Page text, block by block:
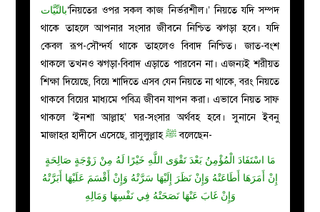
بالنِّيَّات‘নিয়তের ওপর সকল কাজ নির্ভরশীল।’ নিয়তে যদি সম্পদ
থাকে তাহলে আপনার সংসার জীবনে নিশ্চিত ঝগড়া হবে। যদি
কেবল রূপ-সৌন্দর্য থাকে তাহলেও বিবাদ নিশ্চিত। জাত-বংশ
থাকলে তখনও ঝগড়া-বিবাদ এড়াতে পারবেন না। এজন্যই শরীয়ত
শিক্ষা দিয়েছে, বিয়ে শাদিতে এসব যেন নিয়তে না থাকে, বরং নিয়তে
থাকবে বিয়ের মাধ্যমে পবিত্র জীবন যাপন করা। এভাবে নিয়ত সাফ
থাকলে ‘ইনশা আল্লাহ’ ঘর-সংসার অর্থবহ হবে। সুনানে ইবনু
মাজাহর হাদীসে এসেছে, রাসুলুল্লাহ
ﷺবলেছেন-
مَا اسْتَفَادَ الْمُؤْمِنُ بَعْدَ تَقْوَى اللَّهِ خَيْرًا لَهُ مِنْ زَوْجَةٍ صَالِحَةٍ
إِنْ أَمَرَهَا أَطَاعَتْهُ وَإِنْ نَظَرَ إِلَيْهَا سَرَّتْهُ وَإِنْ أَقْسَمَ عَلَيْهَا أَبَرَّتْهُ
وَإِنْ غَابَ عَنْهَا نَصَحَتْهُ فِي نَفْسِهَا وَمَالِهِ